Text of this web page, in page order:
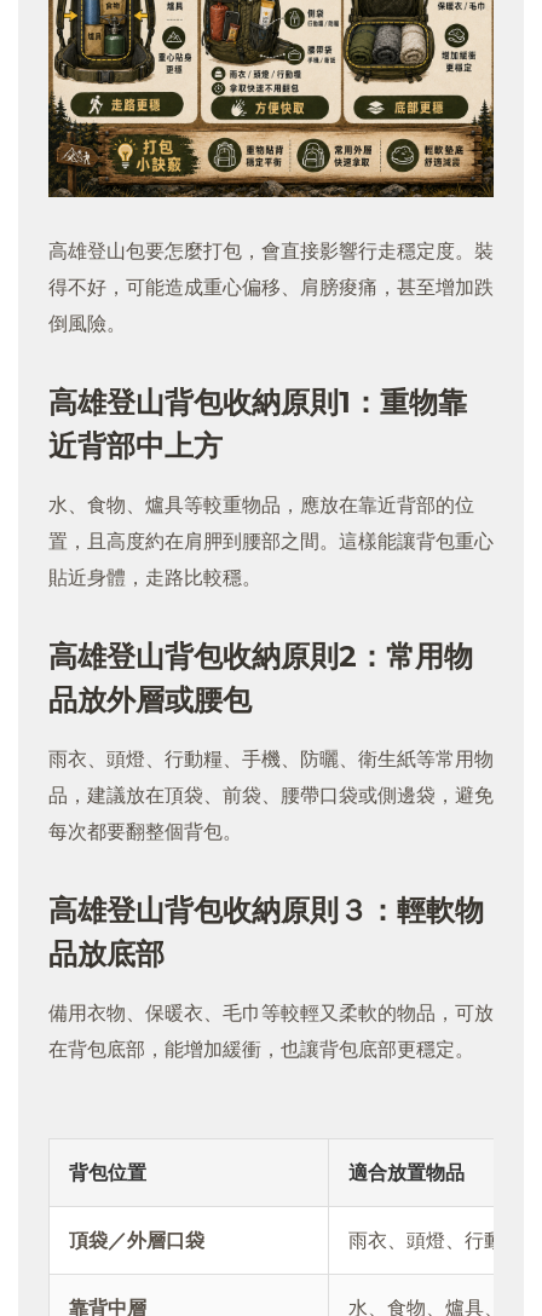
高雄登山包要怎麼打包，會直接影響行走穩定度。裝
得不好，可能造成重心偏移、肩膀痠痛，甚至增加跌
倒風險。
高雄登山背包收納原則1：重物靠
近背部中上方
水、食物、爐具等較重物品，應放在靠近背部的位
置，且高度約在肩胛到腰部之間。這樣能讓背包重心
貼近身體，走路比較穩。
高雄登山背包收納原則2 ： 常用物
品放外層或腰包
雨衣、頭燈、行動糧、手機、防曬、衛生紙等常用物
品，建議放在頂袋、前袋、腰帶口袋或側邊袋，避免
每次都要翻整個背包。
高雄登山背包收納原則３ ： 輕軟物
品放底部
備用衣物、保暖衣、毛巾等較輕又柔軟的物品，可放
在背包底部，能增加緩衝，也讓背包底部更穩定。
背包位置 適合放置物品
頂袋／外層口袋 雨衣、頭燈、行動糧
靠背中層 水、食物、爐具、較